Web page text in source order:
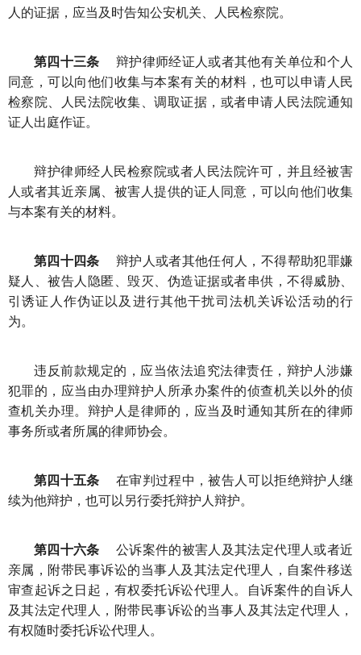
人的证据，应当及时告知公安机关、人民检察院。
第四十三条
辩护律师经证人或者其他有关单位和个人
同意，可以向他们收集与本案有关的材料，也可以申请人民
检察院、人民法院收集、调取证据，或者申请人民法院通知
证人出庭作证。
辩护律师经人民检察院或者人民法院许可，并且经被害
人或者其近亲属、被害人提供的证人同意，可以向他们收集
与本案有关的材料。
第四十四条
辩护人或者其他任何人，不得帮助犯罪嫌
疑人、被告人隐匿、毁灭、伪造证据或者串供，不得威胁、
引诱证人作伪证以及进行其他干扰司法机关诉讼活动的行
为。
违反前款规定的，应当依法追究法律责任，辩护人涉嫌
犯罪的，应当由办理辩护人所承办案件的侦查机关以外的侦
查机关办理。辩护人是律师的，应当及时通知其所在的律师
事务所或者所属的律师协会。
第四十五条
在审判过程中，被告人可以拒绝辩护人继
续为他辩护，也可以另行委托辩护人辩护。
第四十六条
公诉案件的被害人及其法定代理人或者近
亲属，附带民事诉讼的当事人及其法定代理人，自案件移送
审查起诉之日起，有权委托诉讼代理人。自诉案件的自诉人
及其法定代理人，附带民事诉讼的当事人及其法定代理人，
有权随时委托诉讼代理人。